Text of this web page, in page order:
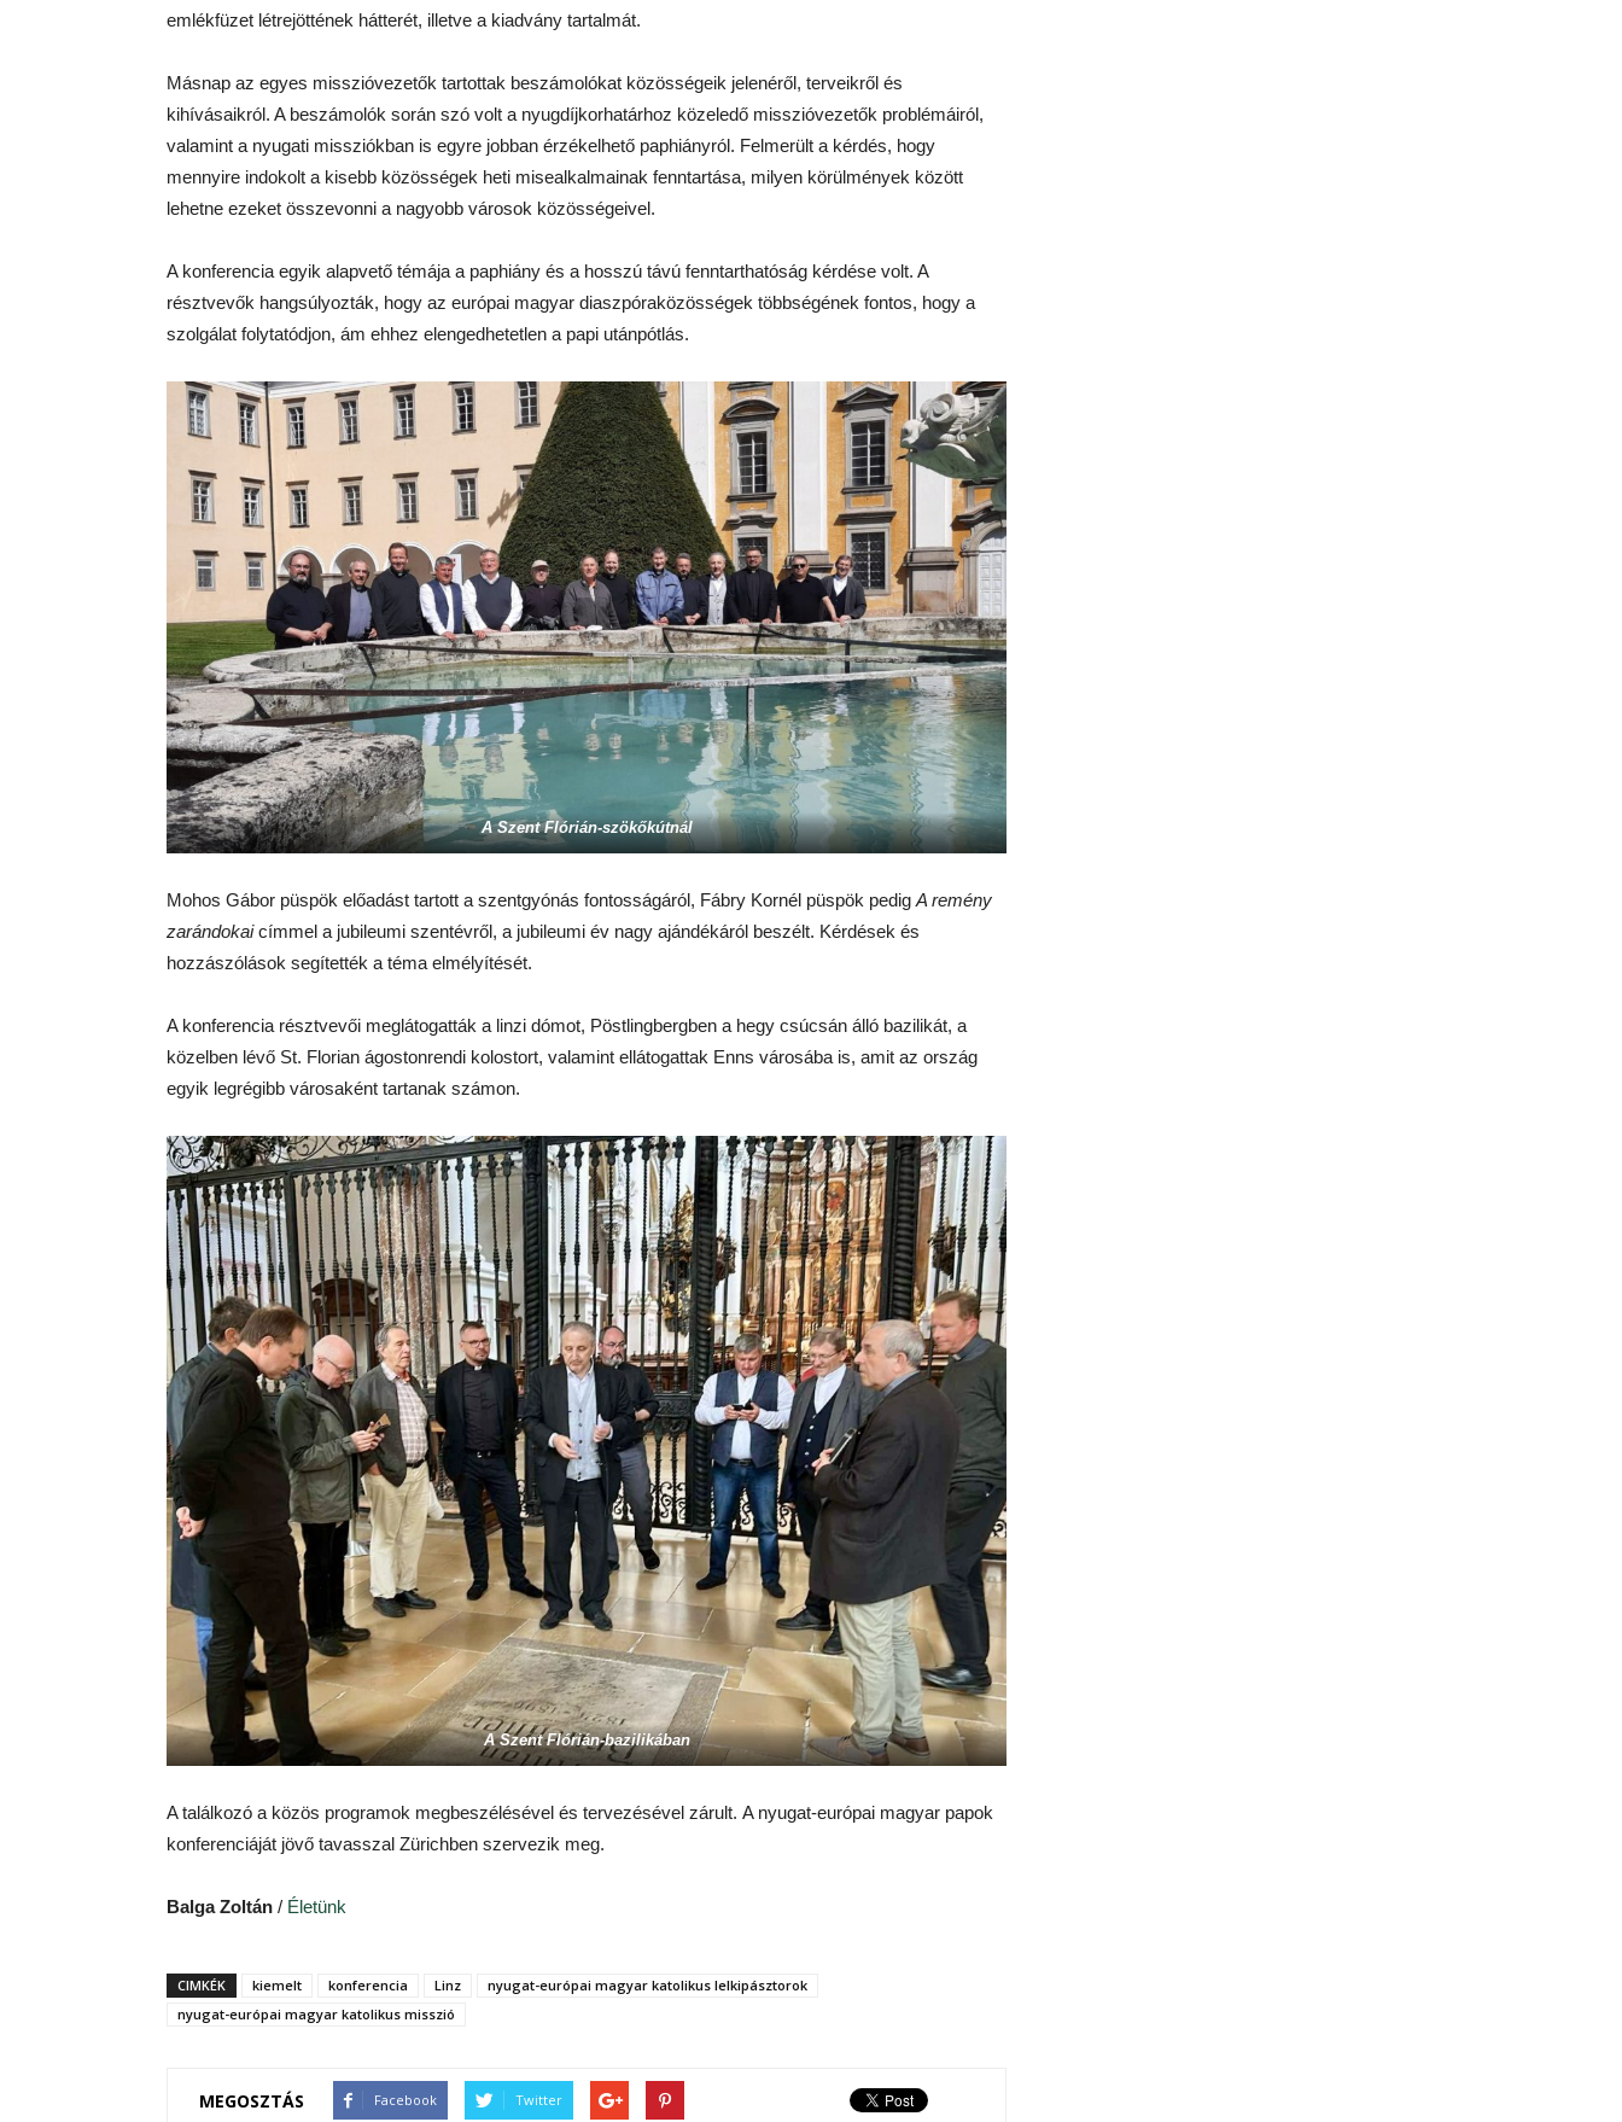
emlékfüzet létrejöttének hátterét, illetve a kiadvány tartalmát.
Másnap az egyes misszióvezetők tartottak beszámolókat közösségeik jelenéről, terveikről és
kihívásaikról. A beszámolók során szó volt a nyugdíjkorhatárhoz közeledő misszióvezetők problémáiról,
valamint a nyugati missziókban is egyre jobban érzékelhető paphiányról. Felmerült a kérdés, hogy
mennyire indokolt a kisebb közösségek heti misealkalmainak fenntartása, milyen körülmények között
lehetne ezeket összevonni a nagyobb városok közösségeivel.
A konferencia egyik alapvető témája a paphiány és a hosszú távú fenntarthatóság kérdése volt. A
résztvevők hangsúlyozták, hogy az európai magyar diaszpóraközösségek többségének fontos, hogy a
szolgálat folytatódjon, ám ehhez elengedhetetlen a papi utánpótlás.
A Szent Flórián-szökőkútnál
Mohos Gábor püspök előadást tartott a szentgyónás fontosságáról, Fábry Kornél püspök pedigA remény
zarándokaicímmel a jubileumi szentévről, a jubileumi év nagy ajándékáról beszélt. Kérdések és
hozzászólások segítették a téma elmélyítését.
A konferencia résztvevői meglátogatták a linzi dómot, Pöstlingbergben a hegy csúcsán álló bazilikát, a
közelben lévő St. Florian ágostonrendi kolostort, valamint ellátogattak Enns városába is, amit az ország
egyik legrégibb városaként tartanak számon.
A Szent Flórián-bazilikában
A találkozó a közös programok megbeszélésével és tervezésével zárult. A nyugat-európai magyar papok
konferenciáját jövő tavasszal Zürichben szervezik meg.
Balga Zoltán / Életünk
CIMKÉK kiemelt konferencia Linz
nyugat-európai magyar katolikus lelkipásztorok
nyugat-európai magyar katolikus misszió
MEGOSZTÁS Facebook Twitter